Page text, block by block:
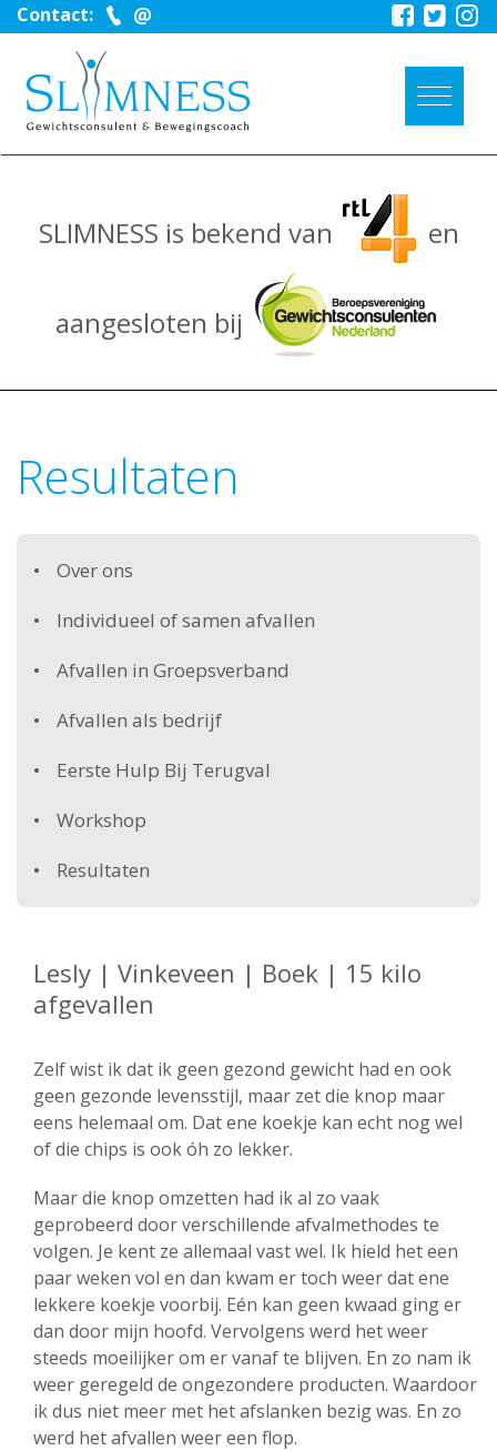
Contact:
SLIMNESS is bekend van en
aangesloten bij
Resultaten
Over ons
Individueel of samen afvallen
Afvallen in Groepsverband
Afvallen als bedrijf
Eerste Hulp Bij Terugval
Workshop
Resultaten
Lesly | Vinkeveen | Boek | 15 kilo
afgevallen
Zelf wist ik dat ik geen gezond gewicht had en ook
geen gezonde levensstijl, maar zet die knop maar
eens helemaal om. Dat ene koekje kan echt nog wel
of die chips is ook óh zo lekker.
Maar die knop omzetten had ik al zo vaak
geprobeerd door verschillende afvalmethodes te
volgen. Je kent ze allemaal vast wel. Ik hield het een
paar weken vol en dan kwam er toch weer dat ene
lekkere koekje voorbij. Eén kan geen kwaad ging er
dan door mijn hoofd. Vervolgens werd het weer
steeds moeilijker om er vanaf te blijven. En zo nam ik
weer geregeld de ongezondere producten. Waardoor
ik dus niet meer met het afslanken bezig was. En zo
werd het afvallen weer een flop.